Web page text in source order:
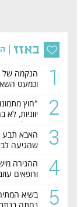
באזז
1
הנקמה של
וכמעט
2
"חוץ
יווניות,
הנדל"ן"
3
האבא תבע
שהגיעה
4
ההגירה
ורופאים
5
בשיא